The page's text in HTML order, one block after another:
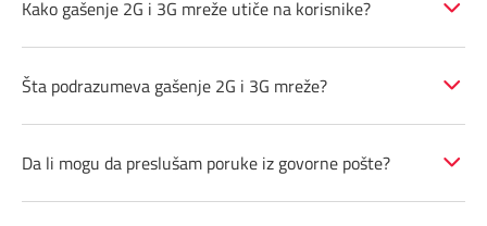
Antena PLUS
TV APP
Kontakt centar
Kako do nas?
Kako gašenje 2G i 3G mreže utiče na korisnike?
Šta podrazumeva gašenje 2G i 3G mreže?
Da li mogu da preslušam poruke iz govorne pošte?